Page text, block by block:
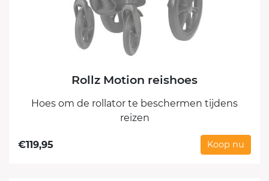
Rollz Motion reishoes
Hoes om de rollator te beschermen tijdens
reizen
€119,95 Koop nu